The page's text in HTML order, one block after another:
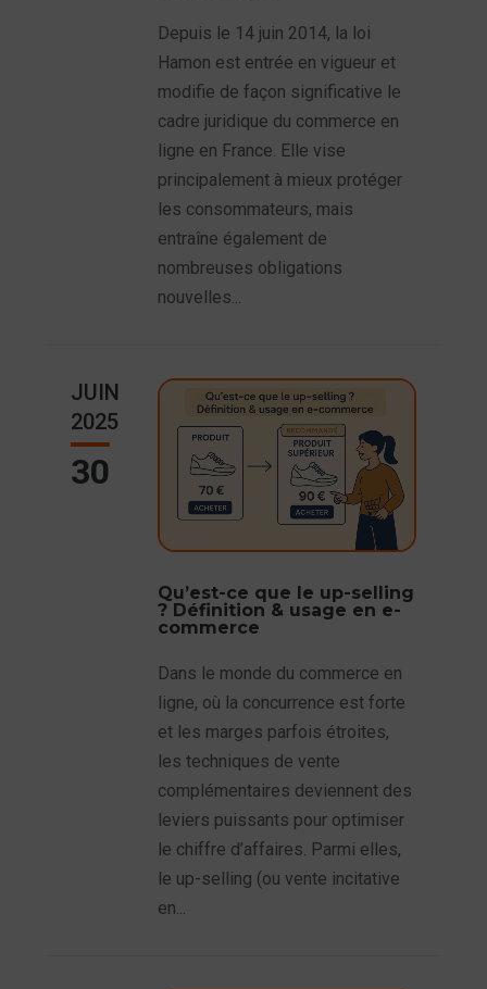
Depuis le 14 juin 2014, la loi
Hamon est entrée en vigueur et
modifie de façon significative le
cadre juridique du commerce en
ligne en France. Elle vise
principalement à mieux protéger
les consommateurs, mais
entraîne également de
nombreuses obligations
nouvelles...
JUIN
2025
30
Qu’est-ce que le up-selling
? Définition & usage en e-
commerce
Dans le monde du commerce en
ligne, où la concurrence est forte
et les marges parfois étroites,
les techniques de vente
complémentaires deviennent des
leviers puissants pour optimiser
le chiffre d’affaires. Parmi elles,
le up-selling (ou vente incitative
en...